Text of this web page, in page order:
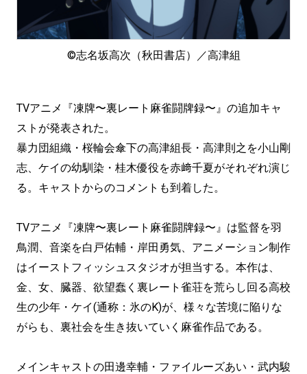
©志名坂高次（秋田書店）／高津組
TVアニメ『凍牌〜裏レート麻雀闘牌録〜』の追加キャ
ストが発表された。
暴力団組織・桜輪会傘下の高津組長・高津則之を小山剛
志、ケイの幼馴染・桂木優役を赤﨑千夏がそれぞれ演じ
る。キャストからのコメントも到着した。
TVアニメ『凍牌〜裏レート麻雀闘牌録〜』は監督を羽
鳥潤、音楽を白戸佑輔・岸田勇気、アニメーション制作
はイーストフィッシュスタジオが担当する。本作は、
金、女、臓器、欲望蠢く裏レート雀荘を荒らし回る高校
生の少年・ケイ(通称：氷のK)が、様々な苦境に陥りな
がらも、裏社会を生き抜いていく麻雀作品である。
メインキャストの田邊幸輔・ファイルーズあい・武内駿